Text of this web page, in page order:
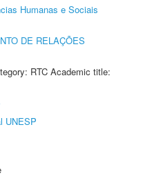
Humanas e Sociais
DE RELAÇÕES
RTC Academic title:
UNESP